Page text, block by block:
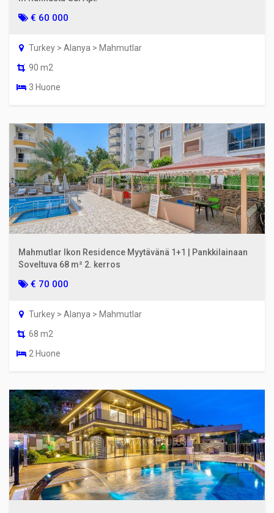
€ 60 000
Turkey > Alanya > Mahmutlar
90 m2
3 Huone
Mahmutlar Ikon Residence Myytävänä 1+1 | Pankkilainaan
Soveltuva 68 m² 2. kerros
€ 70 000
Turkey > Alanya > Mahmutlar
68 m2
2 Huone